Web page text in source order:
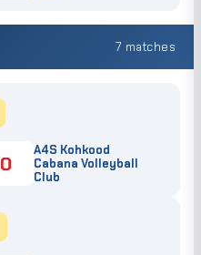
7 matches
0
A4S Kohkood
Cabana Volleyball
Club